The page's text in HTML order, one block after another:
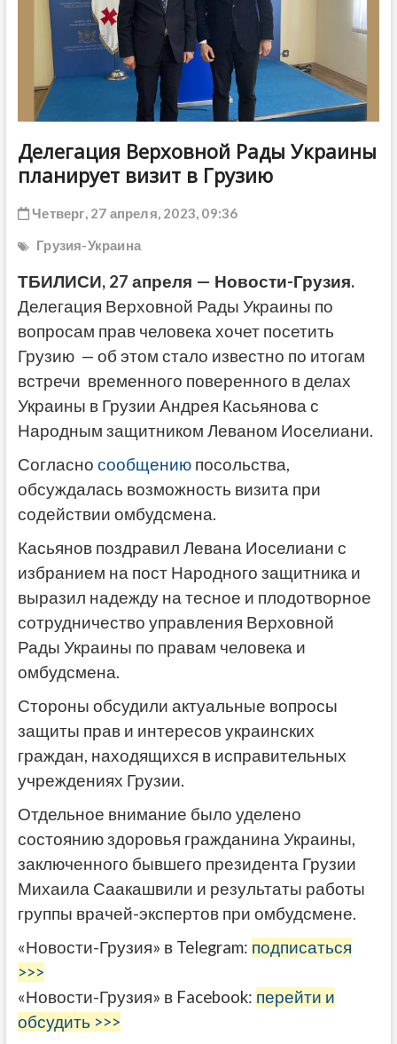
Делегация Верховной Рады Украины
планирует визит в Грузию
Четверг, 27 апреля, 2023, 09:36
Грузия-Украина
ТБИЛИСИ, 27 апреля — Новости-Грузия.
Делегация Верховной Рады Украины по
вопросам прав человека хочет посетить
Грузию — об этом стало известно по итогам
встречи временного поверенного в делах
Украины в Грузии Андрея Касьянова с
Народным защитником Леваном Иоселиани.
Согласно сообщениюпосольства,
обсуждалась возможность визита при
содействии омбудсмена.
Касьянов поздравил Левана Иоселиани с
избранием на пост Народного защитника и
выразил надежду на тесное и плодотворное
сотрудничество управления Верховной
Рады Украины по правам человека и
омбудсмена.
Стороны обсудили актуальные вопросы
защиты прав и интересов украинских
граждан, находящихся в исправительных
учреждениях Грузии.
Отдельное внимание было уделено
состоянию здоровья гражданина Украины,
заключенного бывшего президента Грузии
Михаила Саакашвили и результаты работы
группы врачей-экспертов при омбудсмене.
«Новости-Грузия» в Telegram: подписаться
>>>
«Новости-Грузия» в Facebook: перейти и
обсудить >>>